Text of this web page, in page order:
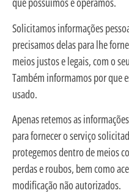
Solicitamos informações
precisamos delas para lhe
meios justos e legais, com o
Também informamos por que
usado.
Apenas retemos as
para fornecer o serviço
protegemos dentro de meios
perdas e roubos, bem como
modificação não autorizados.